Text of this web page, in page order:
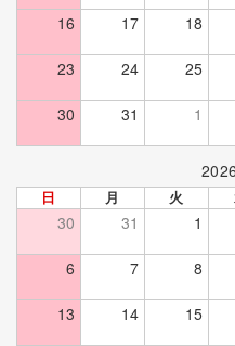
16 17 18
23 24 25
30 31 1
日 月 火
30 31 1
6 7 8
13 14 15